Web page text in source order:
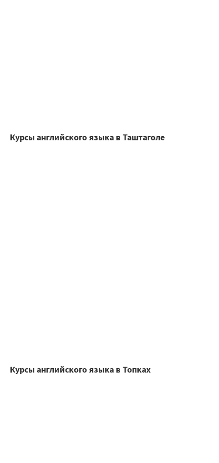
Курсы английского языка в Таштаголе
Курсы английского языка в Топках